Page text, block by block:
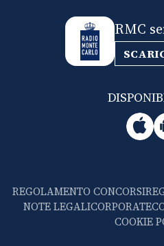
RMC
REGOLAMENTO CONCORSI
NOTE LEGALICORPORATE
COOKIE